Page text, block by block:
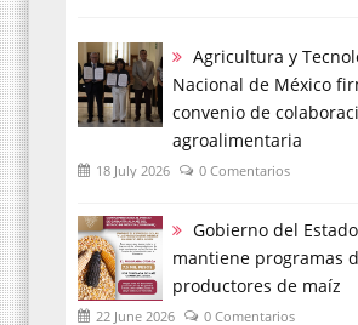
Agricultura y
Nacional de México
convenio de
agroalimentaria
18 July 2026 0 Comentarios
Gobierno del
mantiene programas
productores de maíz
22 June 2026 0 Comentarios